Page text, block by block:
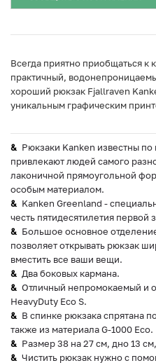
Всегда приятно приобщаться к
практичный,
хороший рюкзак Fjallraven
уникальным графическим
Рюкзаки Kanken известны по
привлекают людей самого
лаконичной прямоугольной
особым материалом.
Kanken Greenland -
честь пятидесятилетия первой
Большое основное
позволяет открывать рюкзак
вместить все ваши вещи.
Два боковых кармана.
Отличный непромокаемый и
HeavyDuty Eco S.
В спинке рюкзака спрятана
также из материала G-1000 Eco.
Размер 38 на 27 см, дно 13
Чистить рюкзак нужно с